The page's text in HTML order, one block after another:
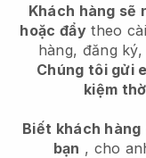
Khách hàng sẽ
hoặc đẩy theo
hàng, đăng
Chúng tôi gửi
kiệm
Biết khách
bạn , cho